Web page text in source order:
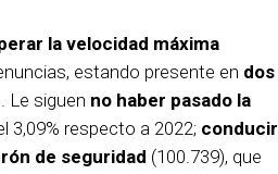
la velocidad máxima
estando presente en dos
Le siguen no haber pasado la
3,09% respecto a 2022; conducir
de seguridad (100.739), que